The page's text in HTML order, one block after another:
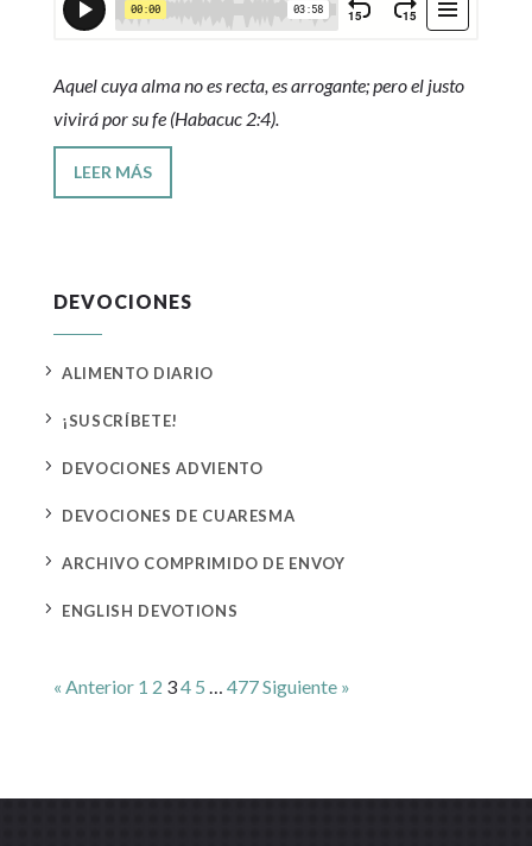
Aquel cuya alma no es recta, es arrogante; pero el justo
vivirá por su fe (Habacuc 2:4).
LEER MÁS
DEVOCIONES
5 ALIMENTO DIARIO
5 ¡SUSCRÍBETE!
5 DEVOCIONES ADVIENTO
5 DEVOCIONES DE CUARESMA
5 ARCHIVO COMPRIMIDO DE ENVOY
5 ENGLISH DEVOTIONS
« Anterior 1 2 34 5 … 477Siguiente »